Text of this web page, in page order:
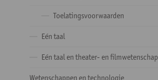
Toelatingsvoorwaarden
Eén taal
Eén taal en theater- en filmwetenschap
Wetenschappen en technologie